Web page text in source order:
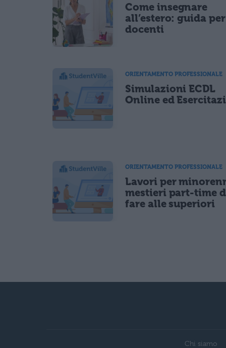
Come insegnare
all’estero: guida per
docenti
ORIENTAMENTO PROFESSIONALE
Simulazioni ECDL
Online ed
ORIENTAMENTO PROFESSIONALE
Lavori per
mestieri part-time
fare alle superiori
Chi siamo